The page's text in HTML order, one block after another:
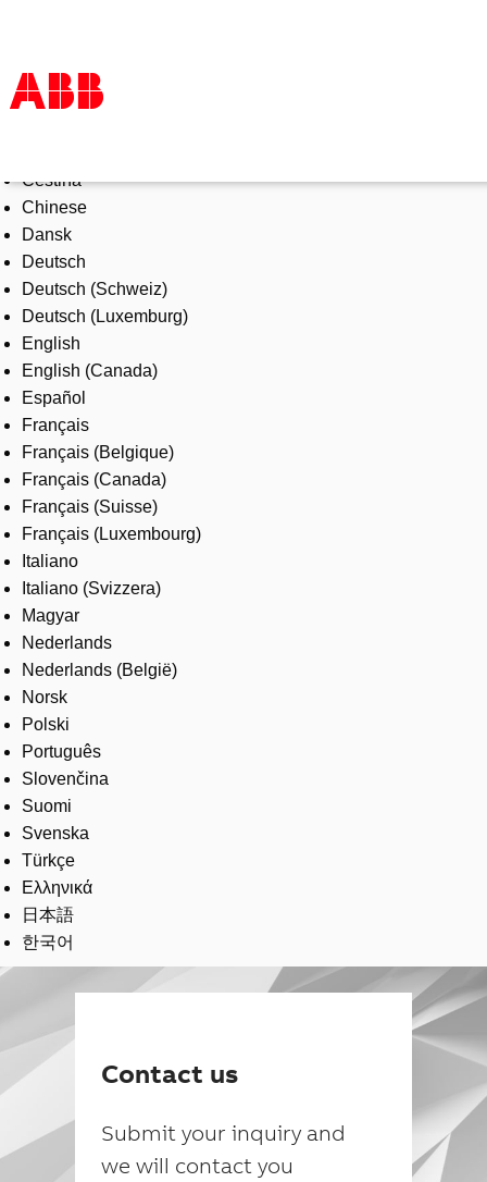
Products & Solutions
Industries
Services
About us
Where to buy
Contact us
Careers
Čeština
Chinese
Dansk
Deutsch
Deutsch (Schweiz)
Deutsch (Luxemburg)
English
English (Canada)
Español
Français
Français (Belgique)
Français (Canada)
Français (Suisse)
Français (Luxembourg)
Italiano
Italiano (Svizzera)
Magyar
Nederlands
Nederlands (België)
Norsk
Polski
Português
Slovenčina
Suomi
Svenska
Türkçe
Ελληνικά
日本語
한국어
Contact us
Submit your inquiry and
we will contact you